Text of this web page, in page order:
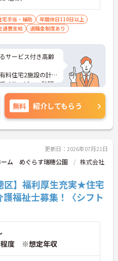
宅手当・補助
年間休日110日以上
通費支給 退職金制度あり
サービス付き高齢
料住宅2施設の計3
イサービス、訪問
具など地域に密着
様々な業態がある
アップも可能な求
報や面接のポイン
無料 紹介してもらう
更新日：2026年07月21日
ーム めぐらす瑞穂公園
株式会社
区】福利厚生充実★住宅
福祉士募集！〈シフト
度 ※想定年収